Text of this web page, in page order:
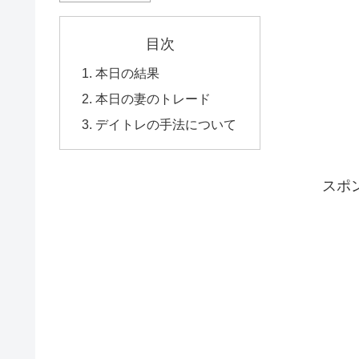
目次
本日の結果
本日の妻のトレード
デイトレの手法について
スポ